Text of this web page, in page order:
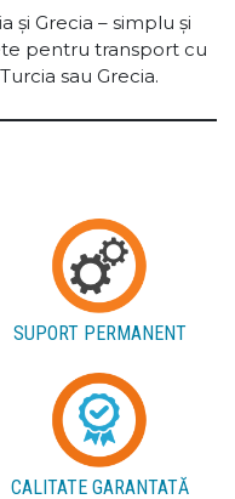
și Grecia – simplu și
pentru transport cu
sau Grecia.
SUPORT PERMANENT
CALITATE GARANTATĂ